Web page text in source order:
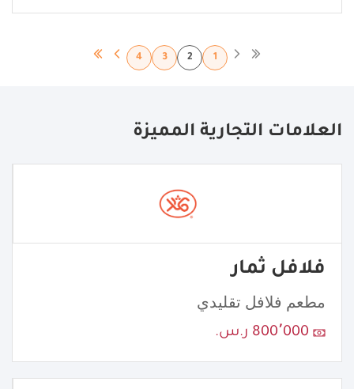
1
2
3
4
العلامات التجارية المميزة
فلافل ثمار
مطعم فلافل تقليدي
800٬000 ر.س.